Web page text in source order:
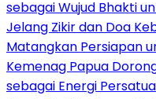
sebagai Wujud Bhakti
Jelang Zikir dan Doa
Matangkan Persiapan
Kemenag Papua
sebagai Energi